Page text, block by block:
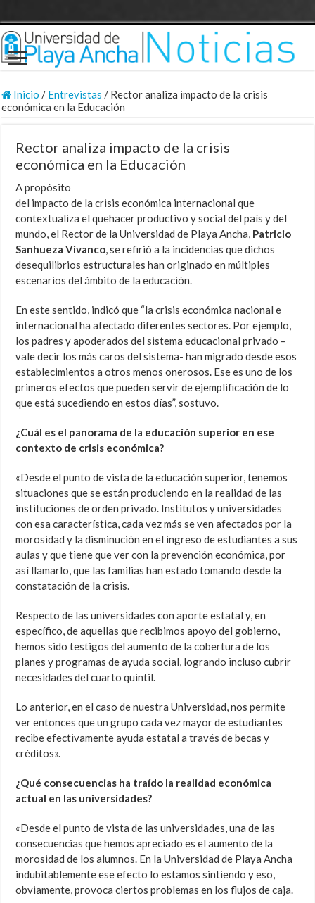
Inicio / Entrevistas / Rector analiza impacto de la crisis
económica en la Educación
Rector analiza impacto de la crisis
económica en la Educación
A propósito
del impacto de la crisis económica internacional que
contextualiza el quehacer productivo y social del país y del
mundo, el Rector de la Universidad de Playa Ancha, Patricio
Sanhueza Vivanco, se refirió a la incidencias que dichos
desequilibrios estructurales han originado en múltiples
escenarios del ámbito de la educación.
En este sentido, indicó que “la crisis económica nacional e
internacional ha afectado diferentes sectores. Por ejemplo,
los padres y apoderados del sistema educacional privado –
vale decir los más caros del sistema- han migrado desde esos
establecimientos a otros menos onerosos. Ese es uno de los
primeros efectos que pueden servir de ejemplificación de lo
que está sucediendo en estos días”, sostuvo.
¿Cuál es el panorama de la educación superior en ese
contexto de crisis económica?
«Desde el punto de vista de la educación superior, tenemos
situaciones que se están produciendo en la realidad de las
instituciones de orden privado. Institutos y universidades
con esa característica, cada vez más se ven afectados por la
morosidad y la disminución en el ingreso de estudiantes a sus
aulas y que tiene que ver con la prevención económica, por
así llamarlo, que las familias han estado tomando desde la
constatación de la crisis.
Respecto de las universidades con aporte estatal y, en
específico, de aquellas que recibimos apoyo del gobierno,
hemos sido testigos del aumento de la cobertura de los
planes y programas de ayuda social, logrando incluso cubrir
necesidades del cuarto quintil.
Lo anterior, en el caso de nuestra Universidad, nos permite
ver entonces que un grupo cada vez mayor de estudiantes
recibe efectivamente ayuda estatal a través de becas y
créditos».
¿Qué consecuencias ha traído la realidad económica
actual en las universidades?
«Desde el punto de vista de las universidades, una de las
consecuencias que hemos apreciado es el aumento de la
morosidad de los alumnos. En la Universidad de Playa Ancha
indubitablemente ese efecto lo estamos sintiendo y eso,
obviamente, provoca ciertos problemas en los flujos de caja.